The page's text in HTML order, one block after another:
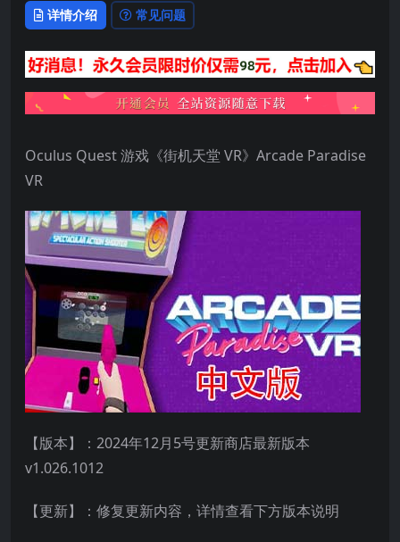
详情介绍 常见问题
Oculus Quest 游戏《街机天堂 VR》Arcade Paradise
VR
【版本】：2024年12月5号更新商店最新版本
v1.026.1012
【更新】：修复更新内容，详情查看下方版本说明